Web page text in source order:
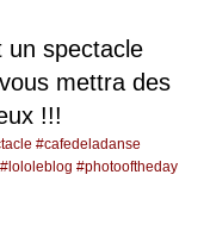
un spectacle
mettra des
!!!
#cafedeladanse
#photooftheday